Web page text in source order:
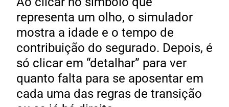
representa um olho, o simulador
mostra a idade e o tempo de
contribuição do segurado. Depois, é
só clicar em “detalhar” para ver
quanto falta para se aposentar em
cada uma das regras de transição